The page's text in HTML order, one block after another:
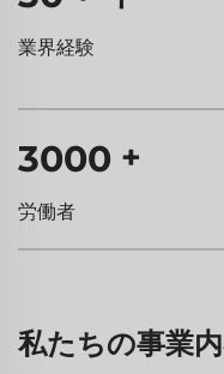
業界経験
3000 +
労働者
私たちの事業